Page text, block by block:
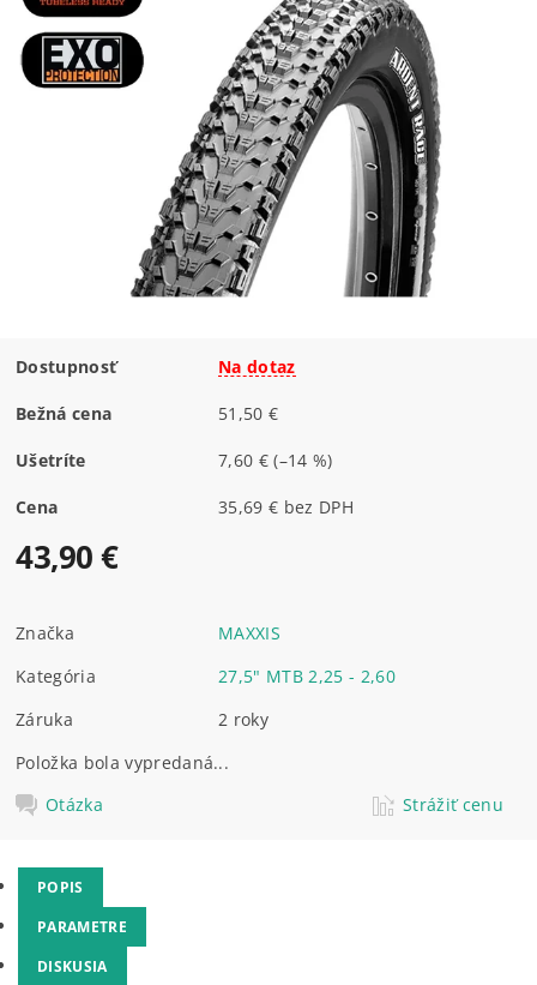
Dostupnosť Na dotaz
Bežná cena 51,50 €
Ušetríte 7,60 €(–14 %)
Cena 35,69 € bez DPH
43,90 €
Značka
MAXXIS
Kategória
27,5" MTB 2,25 - 2,60
Záruka
2 roky
Položka bola vypredaná...
Otázka
Strážiť cenu
POPIS
PARAMETRE
DISKUSIA